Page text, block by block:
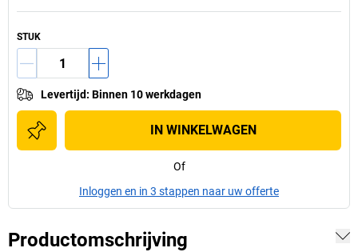
STUK
Levertijd: Binnen 10 werkdagen
IN WINKELWAGEN
Of
Inloggen en in 3 stappen naar uw offerte
Productomschrijving